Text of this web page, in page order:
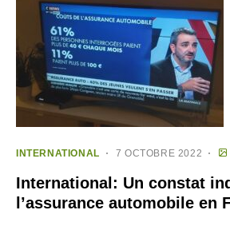
INTERNATIONAL 7 OCTOBRE 2022
International: Un constat
l’assurance automobile en